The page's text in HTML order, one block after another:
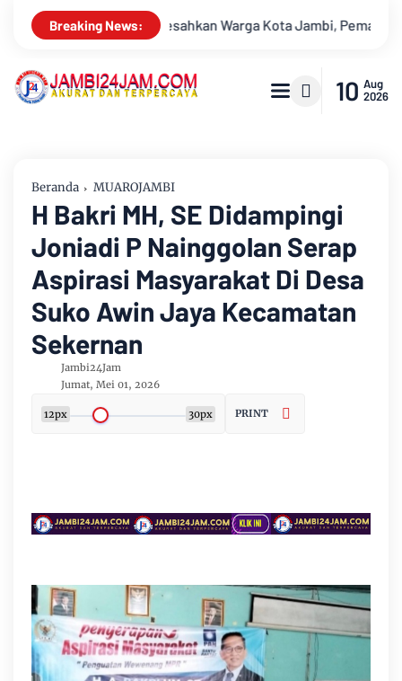
Breaking News:
Pemadaman di Sungai Gelam Terus Dikebut Konser
10 Aug
2026
Beranda MUAROJAMBI
H Bakri MH, SE Didampingi
Joniadi P Nainggolan Serap
Aspirasi Masyarakat Di Desa
Suko Awin Jaya Kecamatan
Sekernan
Jambi24Jam
Jumat, Mei 01, 2026
12px 30px PRINT